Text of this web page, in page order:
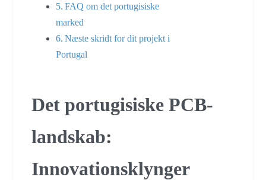
FAQ om det portugisiske
marked
Næste skridt for dit projekt i
Portugal
Det portugisiske PCB-
landskab:
Innovationsklynger